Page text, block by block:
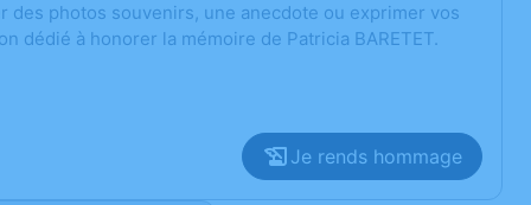
photos souvenirs, une anecdote ou exprimer vos
dédié à honorer la mémoire de Patricia BARETET.
Je rends hommage